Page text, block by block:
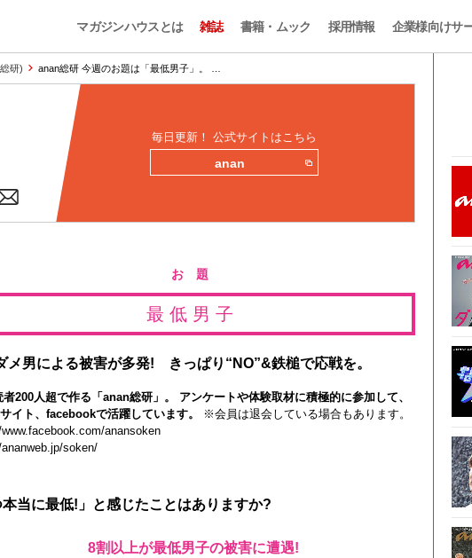
マガジンハウスとは 雑誌 書籍・ムック 採用情報 企業様向けサ
研) anan総研 今週のお題は「最低男子」。 …
毎日更新！ 公式サイトはこちら
anan
お 題
最 低 男 子
メ男による被害が多発! きっぱり“NO”&鉄槌で応戦を。
200人超で作る「anan総研」。 アンケートや体験取材に積極的に参加して、
イト、facebookで活躍しています。
※会員は退会している場合もあります。
anansoken
soken/
当に最低!」と感じたことはありますか?
8割以上が最低男子の被害に遭遇!